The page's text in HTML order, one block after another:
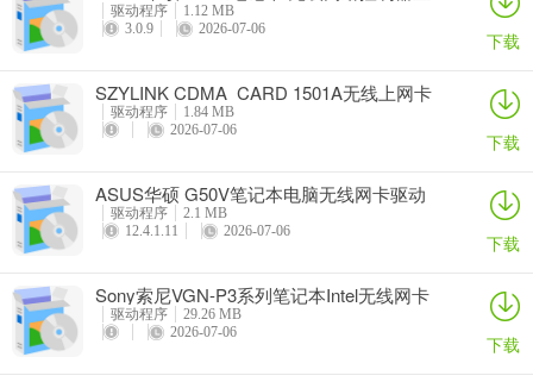
用程序
驱动程序
1.12 MB
3.0.9
2026-07-06 下载
SZYLINK CDMA_CARD 1501A无线上网卡
驱动程序
1.84 MB
2026-07-06
下载
ASUS华硕 G50V笔记本电脑无线网卡驱动
驱动程序
2.1 MB
12.4.1.11
2026-07-06 下载
Sony索尼VGN-P3系列笔记本Intel无线网卡
驱动
驱动程序
29.26 MB
2026-07-06
下载